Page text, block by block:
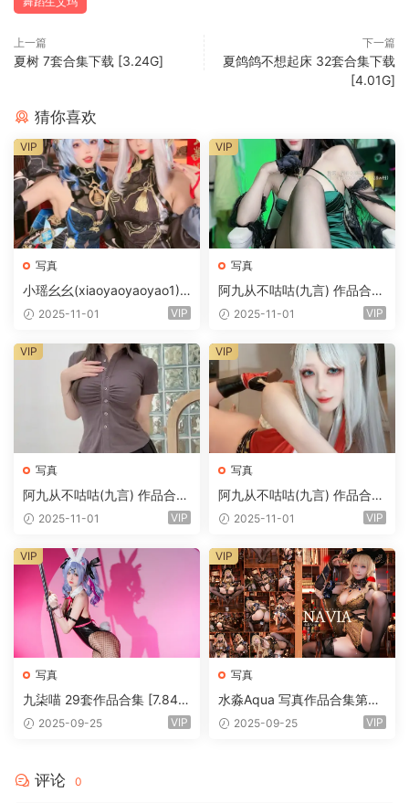
上一篇
夏树 7套合集下载 [3.24G]
下一篇
夏鸽鸽不想起床 32套合集下载
[4.01G]
猜你喜欢
写真
小瑶幺幺(xiaoyaoyaoyao1) 2
7套合集下载 [4G]
2025-11-01 VIP
VIP
写真
阿九从不咕咕(九言) 作品合集
第三弹 [10.4G]
2025-11-01 VIP
VIP
写真
阿九从不咕咕(九言) 作品合集
第二弹 [9.11G]
2025-11-01 VIP
VIP
写真
阿九从不咕咕(九言) 作品合集
第四弹 [9.6G]
2025-11-01 VIP
VIP
写真
九柒喵 29套作品合集 [7.84
G] 2025-09-25 VIP
VIP
写真
水淼Aqua 写真作品合集第二
弹 [6G]
2025-09-25 VIP
VIP
评论 0